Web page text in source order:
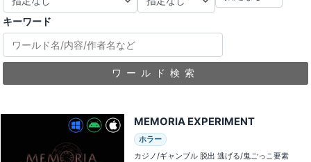
キーワード
ワールド検索
MEMORIA EXPERIMENT
ホラー
カジノ/ギャンブル 脱出 逃げる/鬼ごっこ要素